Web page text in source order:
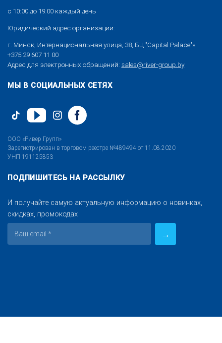
с 10:00 до 19:00 каждый день
Юридический адрес организации:
г. Минск, Интернациональная улица, 38, БЦ "Capital Palace"»
+375 29 607 11 00
Адрес для электронных обращений: sales@river-group.by
МЫ В СОЦИАЛЬНЫХ СЕТЯХ
ООО «Ривер Групп»
Зарегистрирован в торговом реестре №489494 от 11.08.2020
УНП 191125853
ПОДПИШИТЕСЬ НА РАССЫЛКУ
И получайте самую актуальную информацию о новинках,
скидках, промокодах